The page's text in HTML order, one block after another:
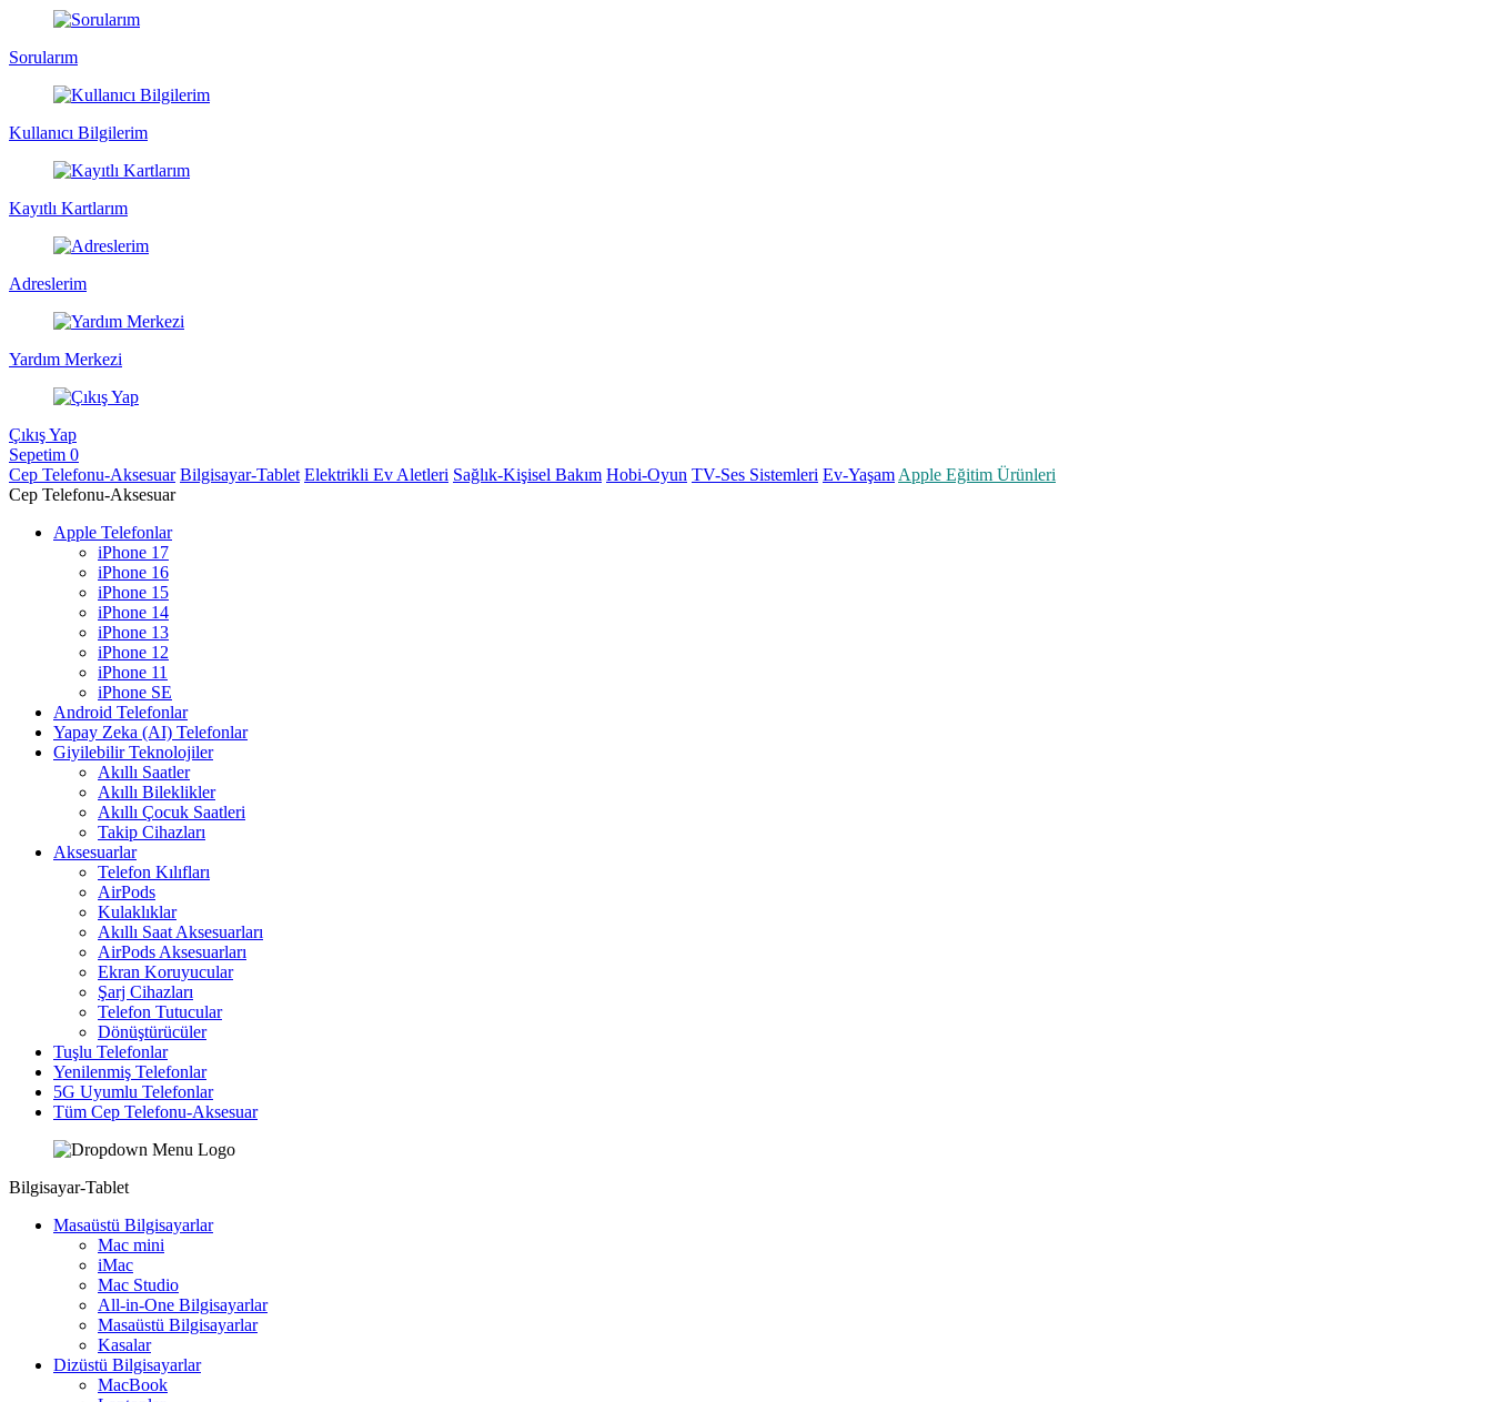
Sorularım
Kullanıcı Bilgilerim
Kayıtlı Kartlarım
Adreslerim
Yardım Merkezi
Çıkış Yap
Sepetim 0
Cep Telefonu-Aksesuar Bilgisayar-Tablet Elektrikli Ev Aletleri Sağlık-Kişisel Bakım Hobi-Oyun TV-Ses Sistemleri Ev-Yaşam Apple Eğitim Ürünleri
Cep Telefonu-Aksesuar
Apple Telefonlar
iPhone 17
iPhone 16
iPhone 15
iPhone 14
iPhone 13
iPhone 12
iPhone 11
iPhone SE
Android Telefonlar
Yapay Zeka (AI) Telefonlar
Giyilebilir Teknolojiler
Akıllı Saatler
Akıllı Bileklikler
Akıllı Çocuk Saatleri
Takip Cihazları
Aksesuarlar
Telefon Kılıfları
AirPods
Kulaklıklar
Akıllı Saat Aksesuarları
AirPods Aksesuarları
Ekran Koruyucular
Şarj Cihazları
Telefon Tutucular
Dönüştürücüler
Tuşlu Telefonlar
Yenilenmiş Telefonlar
5G Uyumlu Telefonlar
Tüm Cep Telefonu-Aksesuar
Bilgisayar-Tablet
Masaüstü Bilgisayarlar
Mac mini
iMac
Mac Studio
All-in-One Bilgisayarlar
Masaüstü Bilgisayarlar
Kasalar
Dizüstü Bilgisayarlar
MacBook